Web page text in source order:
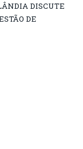
DISCUTE
DE